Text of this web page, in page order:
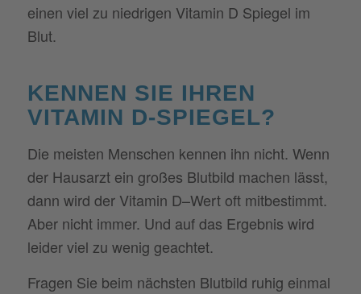
einen viel zu niedrigen Vitamin D Spiegel im
Blut.
KENNEN SIE IHREN
VITAMIN D-SPIEGEL?
Die meisten Menschen kennen ihn nicht. Wenn
der Hausarzt ein großes Blutbild machen lässt,
dann wird der Vitamin D–Wert oft mitbestimmt.
Aber nicht immer. Und auf das Ergebnis wird
leider viel zu wenig geachtet.
Fragen Sie beim nächsten Blutbild ruhig einmal